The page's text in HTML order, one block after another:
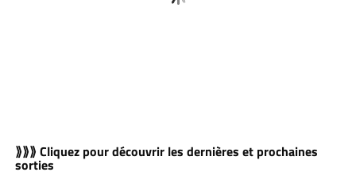
⟫⟫⟫ Cliquez pour découvrir les dernières et prochaines
sorties